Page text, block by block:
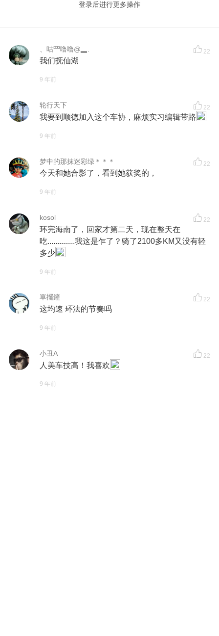
登录后进行更多操作
、咕罒噜噜@▂. 22
我们抚仙湖
9 年前
轮行天下 22
我要到顺德加入这个车协，麻烦实习编辑带路
9 年前
梦中的那抹迷彩绿＊＊＊ 22
今天和她合影了，看到她获奖的，
9 年前
kosol 22
环完海南了，回家才第二天，现在整天在
吃..............我这是乍了？骑了2100多KM又没有轻
多少
9 年前
單擺鐘 22
这均速 环法的节奏吗
9 年前
小丑A 22
人美车技高！我喜欢
9 年前